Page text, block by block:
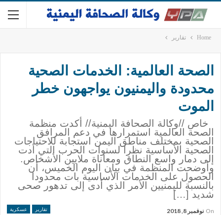
Home تقارير
الصحة العالمية: الخدمات الصحية
محدودة واليمنيون يواجهون خطر
الموت
خاص //وكالة الصحافة اليمنية// أكدت منظمة
الصحة العالمية استمرارها في دعم المرافق
الصحية بمختلف مناطق اليمن استجابة للاحتياجات
الصحية الأساسية نظرا لسنوات الحرب التي أدت
إلى دمار واسع النطاق ومعاناة ملايين الأشخاص.
وأوضحت المنظمة في بيان اليوم الخميس، أن
الحصول على الخدمات الأساسية بات محدودا
بالنسبة لليمنيين الأمر الذي أدى إلى تدهور صحى
شديد […]
تقارير عسكرية On نوفمبر 8, 2018